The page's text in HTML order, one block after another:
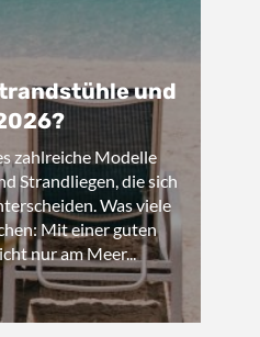
und
zahlreiche Modelle
Strandliegen, die sich
Was viele
Mit einer guten
nur am Meer...